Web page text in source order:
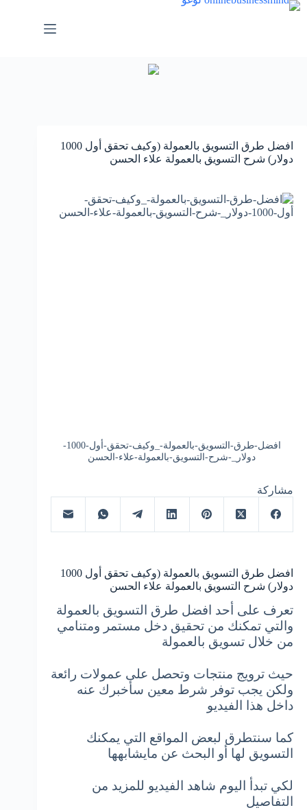
التجاوز
افضل طرق التسويق بالعمولة (وكيف تحقق أول 1000
دولار) شرح التسويق بالعمولة علاء الحسن
افضل-طرق-التسويق-بالعمولة-_وكيف-تحقق-أول-1000-
دولار_-شرح-التسويق-بالعمولة-علاء-الحسن
مشاركة
افضل طرق التسويق بالعمولة (وكيف تحقق أول 1000
دولار) شرح التسويق بالعمولة علاء الحسن
تعرف على أحد افضل طرق التسويق بالعمولة
والتي تمكنك من تحقيق دخل مستمر ومتنامي
من خلال تسويق بالعمولة
حيث ترويج منتجات وتحصل على عمولات رائعة
ولكن يجب توفر شرط معين سأخبرك عنه
داخل هذا الفيديو
كما سنتطرق لبعض المواقع التي يمكنك
التسويق لها أو البحث عن مايشابهها
لكي تبدأ اليوم شاهد الفيديو للمزيد من
التفاصيل